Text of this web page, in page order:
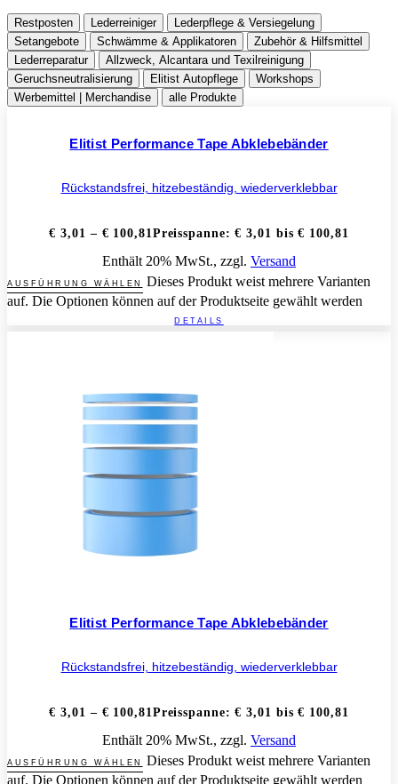
Restposten Lederreiniger
Lederpflege & Versiegelung
Setangebote
Schwämme & Applikatoren
Zubehör & Hilfsmittel
Lederreparatur
Allzweck, Alcantara und Texilreinigung
Geruchsneutralisierung
Elitist Autopflege
Workshops
Werbemittel | Merchandise
alle Produkte
Elitist Performance Tape Abklebebänder
Rückstandsfrei, hitzebeständig, wiederverklebbar
€ 3,01 – € 100,81Preisspanne: € 3,01 bis € 100,81
Enthält 20% MwSt., zzgl. Versand
AUSFÜHRUNG WÄHLEN
Dieses Produkt weist mehrere Varianten
auf. Die Optionen können auf der Produktseite gewählt werden
DETAILS
Elitist Performance Tape Abklebebänder
Rückstandsfrei, hitzebeständig, wiederverklebbar
€ 3,01 – € 100,81Preisspanne: € 3,01 bis € 100,81
Enthält 20% MwSt., zzgl. Versand
AUSFÜHRUNG WÄHLEN
Dieses Produkt weist mehrere Varianten
auf. Die Optionen können auf der Produktseite gewählt werden